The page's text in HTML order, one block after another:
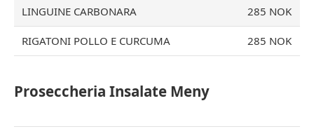
LINGUINE CARBONARA 285 NOK
RIGATONI POLLO E CURCUMA 285 NOK
Proseccheria Insalate Meny